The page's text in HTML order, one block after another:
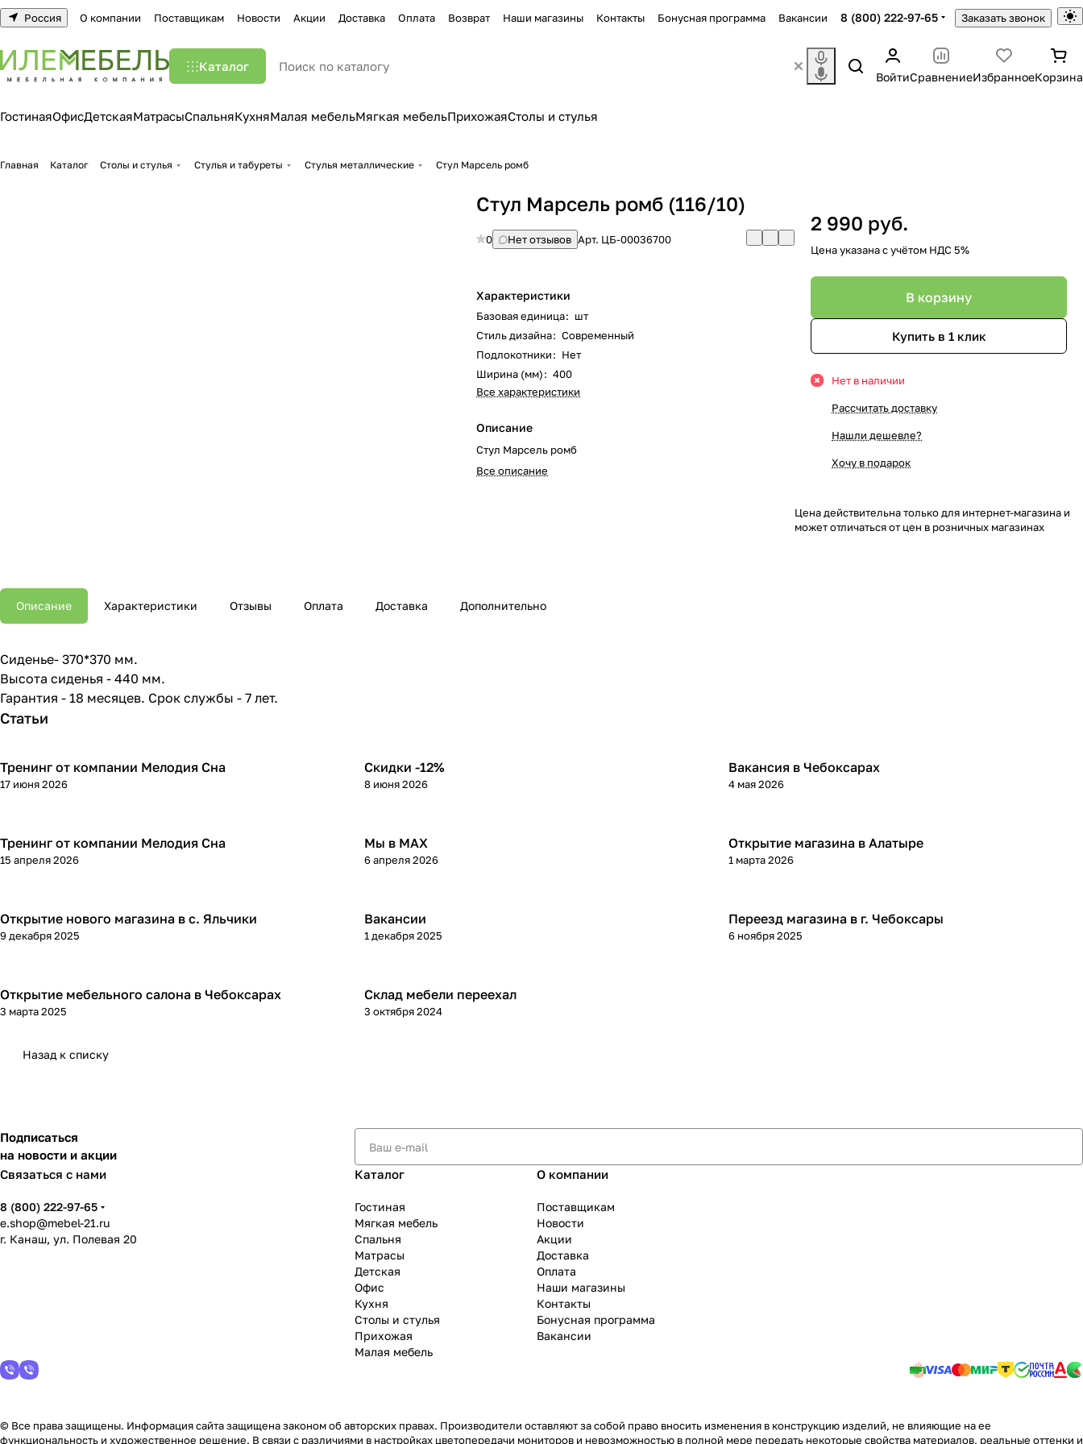
Россия О компании Поставщикам Новости Акции Доставка Оплата Возврат Наши магазины Контакты Бонусная программа Вакансии 8 (800) 222-97-65 Заказать звонок
Каталог
ВойтиСравнениеИзбранноеКорзина
ГостинаяОфисДетскаяМатрасыСпальняКухняМалая мебельМягкая мебельПрихожаяСтолы и стулья
Главная Каталог Столы и стулья Стулья и табуреты Стулья металлические Стул Марсель ромб
Стул Марсель ромб (116/10)
0 Нет отзывов Арт. ЦБ-00036700
Характеристики
Базовая единица: шт
Стиль дизайна: Современный
Подлокотники: Нет
Ширина (мм): 400
Все характеристики
Описание
Стул Марсель ромб
Все описание
2 990 руб.
Цена указана с учётом НДС 5%
В корзину
Купить в 1 клик
Нет в наличии
Рассчитать доставку
Нашли дешевле?
Хочу в подарок
Цена действительна только для интернет-магазина и
может отличаться от цен в розничных магазинах
Описание Характеристики Отзывы Оплата Доставка Дополнительно
Сиденье- 370*370 мм.
Высота сиденья - 440 мм.
Гарантия - 18 месяцев. Срок службы - 7 лет.
Статьи
Тренинг от компании Мелодия Сна
17 июня 2026
Скидки -12%
8 июня 2026
Вакансия в Чебоксарах
4 мая 2026
Тренинг от компании Мелодия Сна
15 апреля 2026
Мы в МАХ
6 апреля 2026
Открытие магазина в Алатыре
1 марта 2026
Открытие нового магазина в с. Яльчики
9 декабря 2025
Вакансии
1 декабря 2025
Переезд магазина в г. Чебоксары
6 ноября 2025
Открытие мебельного салона в Чебоксарах
3 марта 2025
Склад мебели переехал
3 октября 2024
Назад к списку
Подписаться
на новости и акции
Связаться с нами
8 (800) 222-97-65
e.shop@mebel-21.ru
г. Канаш, ул. Полевая 20
Каталог
Гостиная
Мягкая мебель
Спальня
Матрасы
Детская
Офис
Кухня
Столы и стулья
Прихожая
Малая мебель
О компании
Поставщикам
Новости
Акции
Доставка
Оплата
Наши магазины
Контакты
Бонусная программа
Вакансии
© Все права защищены. Информация сайта защищена законом об авторских правах. Производители оставляют за собой право вносить изменения в конструкцию изделий, не влияющие на ее
функциональность и художественное решение. В связи с различиями в настройках цветопередачи мониторов и невозможностью в полной мере передать некоторые свойства материалов, реальные оттенки и